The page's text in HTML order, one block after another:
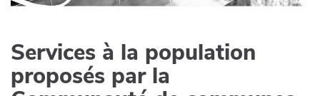
Services à la population
proposés par la